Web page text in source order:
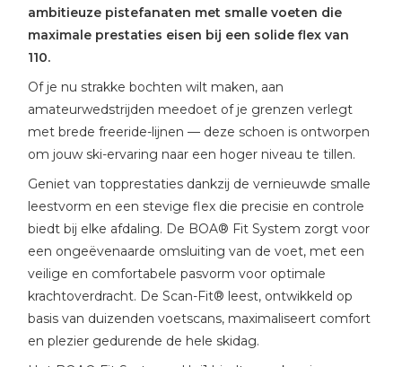
ambitieuze pistefanaten met smalle voeten die
maximale prestaties eisen bij een solide flex van
110.
Of je nu strakke bochten wilt maken, aan
amateurwedstrijden meedoet of je grenzen verlegt
met brede freeride-lijnen — deze schoen is ontworpen
om jouw ski-ervaring naar een hoger niveau te tillen.
Geniet van topprestaties dankzij de vernieuwde smalle
leestvorm en een stevige flex die precisie en controle
biedt bij elke afdaling. De BOA® Fit System zorgt voor
een ongeëvenaarde omsluiting van de voet, met een
veilige en comfortabele pasvorm voor optimale
krachtoverdracht. De Scan-Fit® leest, ontwikkeld op
basis van duizenden voetscans, maximaliseert comfort
en plezier gedurende de hele skidag.